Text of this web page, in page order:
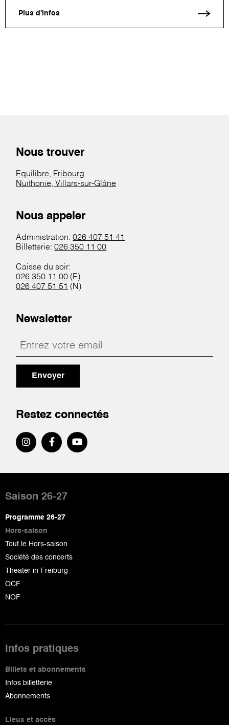
Plus d'infos
Nous trouver
Equilibre, Fribourg
Nuithonie, Villars-sur-Glâne
Nous appeler
Administration:026 407 51 41
Billetterie:026 350 11 00
Caisse du soir:
026 350 11 00 (E)
026 407 51 51 (N)
Newsletter
Envoyer
Restez connectés
de
page
Saison 26-27
Programme 26-27
Hors-saison
Tout le Hors-saison
Société des concerts
Theater in Freiburg
OCF
NOF
Infos pratiques
Billets et abonnements
Infos billetterie
Abonnements
Lieux et accès